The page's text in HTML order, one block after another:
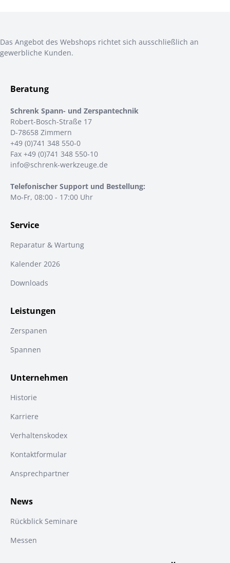
Das Angebot des Webshops richtet sich ausschließlich an
gewerbliche Kunden.
Beratung
Schrenk Spann- und Zerspantechnik
Robert-Bosch-Straße 17
D-78658 Zimmern
+49 (0)741 348 550-0
Fax +49 (0)741 348 550-10
info@schrenk-werkzeuge.de
Telefonischer Support und Bestellung:
Mo-Fr, 08:00 - 17:00 Uhr
Service
Reparatur & Wartung
Kalender 2026
Downloads
Leistungen
Zerspanen
Spannen
Unternehmen
Historie
Karriere
Verhaltenskodex
Kontaktformular
Ansprechpartner
News
Rückblick Seminare
Messen